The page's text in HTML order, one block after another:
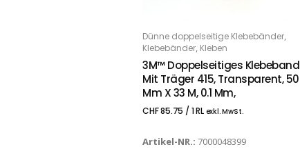
IN DEN WARENKORB
Dünne doppelseitige Klebebänder,
Klebebänder, Kleben
3M™ Doppelseitiges Klebeband
Mit Träger 415, Transparent, 50
Mm X 33 M, 0.1 Mm,
CHF85.75 / 1 RL exkl. MwSt.
Artikel-NR.: 7000048399